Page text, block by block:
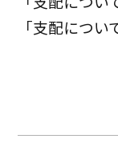
「支配につ